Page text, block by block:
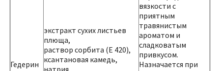
Гедерин
экстракт сухих листьев
плюща,
раствор сорбита (Е 420),
ксантановая камедь,
натрия
вязкости с
приятным
травянистым
ароматом и
сладковатым
привкусом.
Назначается при